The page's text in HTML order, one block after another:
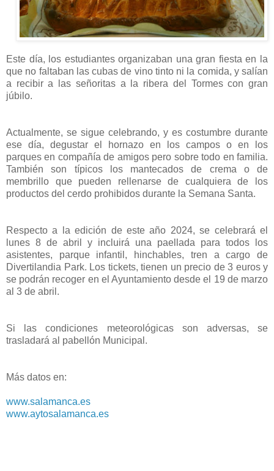
Este día, los estudiantes organizaban una gran fiesta en la
que no faltaban las cubas de vino tinto ni la comida, y salían
a recibir a las señoritas a la ribera del Tormes con gran
júbilo.
Actualmente, se sigue celebrando, y es costumbre durante
ese día, degustar el hornazo en los campos o en los
parques en compañía de amigos pero sobre todo en familia.
También son típicos los mantecados de crema o de
membrillo que pueden rellenarse de cualquiera de los
productos del cerdo prohibidos durante la Semana Santa.
Respecto a la edición de este año 2024, se celebrará el
lunes 8 de abril y incluirá una paellada para todos los
asistentes, parque infantil, hinchables, tren a cargo de
Divertilandia Park. Los tickets, tienen un precio de 3 euros y
se podrán recoger en el Ayuntamiento desde el 19 de marzo
al 3 de abril.
Si las condiciones meteorológicas son adversas, se
trasladará al pabellón Municipal.
Más datos en:
www.salamanca.es
www.aytosalamanca.es